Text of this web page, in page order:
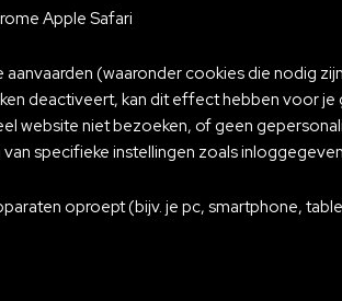
Apple Safari
(waaronder cookies die nodig
deactiveert, kan dit effect hebben voor
website niet bezoeken, of geen
specifieke instellingen zoals
oproept (bijv. je pc, smartphone,